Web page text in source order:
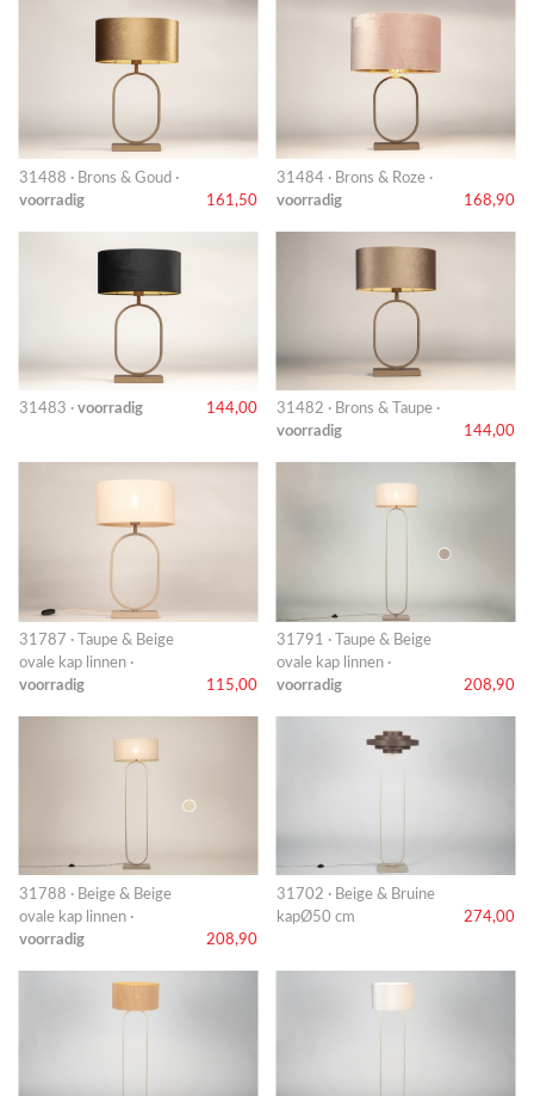
31488 · Brons & Goud ·
voorradig
161,50
31484 · Brons & Roze ·
voorradig
168,90
31483 · voorradig 144,00
31482 · Brons & Taupe ·
voorradig
144,00
31787 · Taupe & Beige
ovale kap linnen ·
voorradig
115,00
31791 · Taupe & Beige
ovale kap linnen ·
voorradig
208,90
31788 · Beige & Beige
ovale kap linnen ·
voorradig
208,90
31702 · Beige & Bruine
kapØ50 cm
274,00